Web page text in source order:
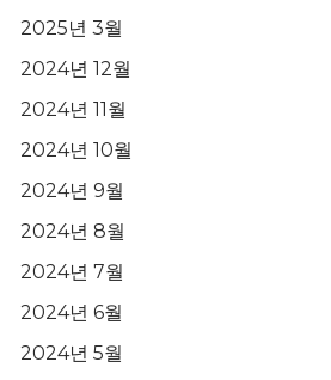
2025년 3월
2024년 12월
2024년 11월
2024년 10월
2024년 9월
2024년 8월
2024년 7월
2024년 6월
2024년 5월